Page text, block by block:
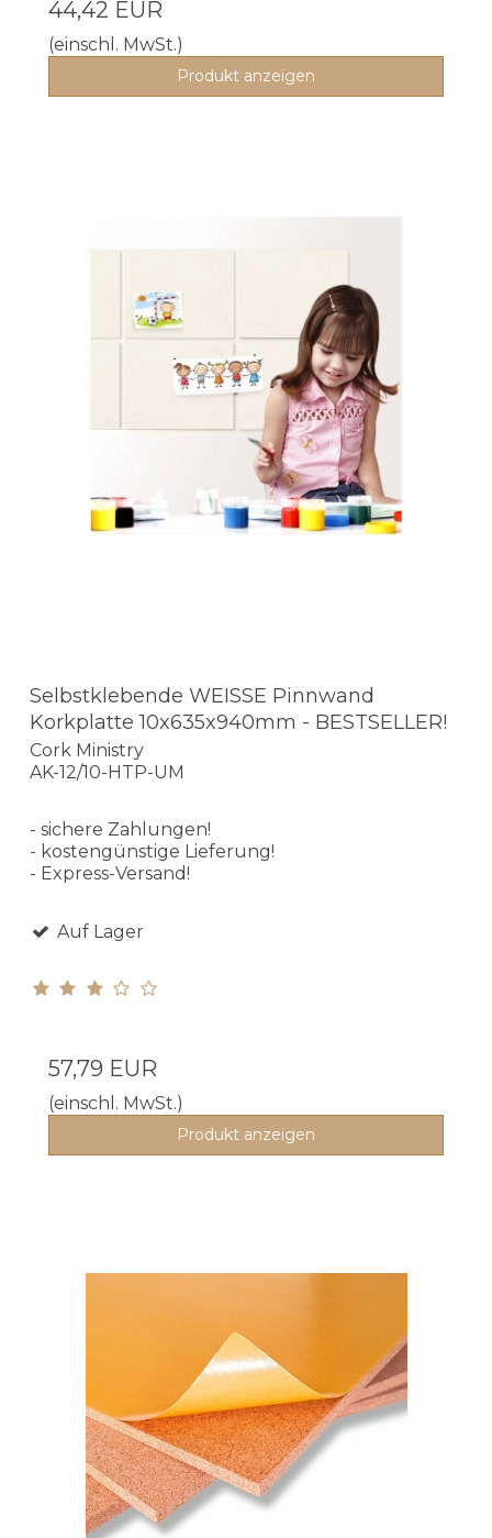
44,42 EUR
(einschl. MwSt.)
Produkt anzeigen
Selbstklebende WEISSE Pinnwand
Korkplatte 10x635x940mm - BESTSELLER!
Cork Ministry
AK-12/10-HTP-UM
- sichere Zahlungen!
- kostengünstige Lieferung!
- Express-Versand!
Auf Lager
57,79 EUR
(einschl. MwSt.)
Produkt anzeigen